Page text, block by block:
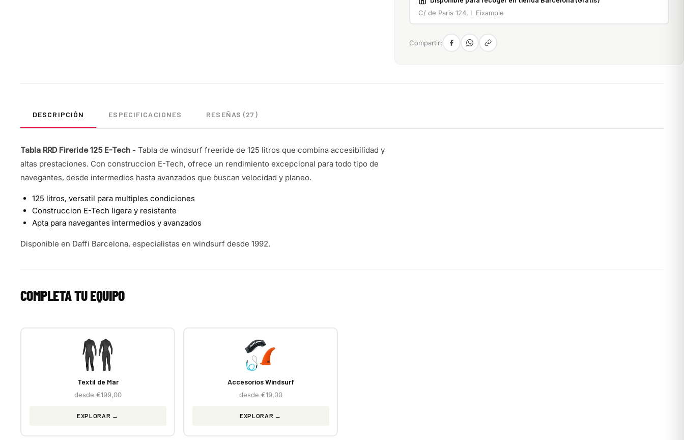
C/ de Paris 124, L Eixample
Compartir:
DESCRIPCIÓN ESPECIFICACIONES RESEÑAS (27)
Tabla RRD Fireride 125 E-Tech - Tabla de windsurf freeride de 125 litros que combina accesibilidad y
altas prestaciones. Con construccion E-Tech, ofrece un rendimiento excepcional para todo tipo de
navegantes, desde intermedios hasta avanzados que buscan velocidad y planeo.
125 litros, versatil para multiples condiciones
Construccion E-Tech ligera y resistente
Apta para navegantes intermedios y avanzados
Disponible en Daffi Barcelona, especialistas en windsurf desde 1992.
COMPLETA TU EQUIPO
Textil de Mar
desde €199,00
EXPLORAR →
Accesorios Windsurf
desde €19,00
EXPLORAR →